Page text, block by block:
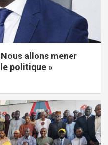
allons mener
politique »